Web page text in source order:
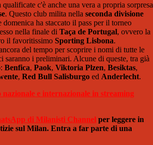
c'è anche una vera a propria sorpresa
. Questo club milita nella seconda divisione
domenica ha staccato il pass per il torneo
nella finale di Taça de Portugal, ovvero la
il favoritissimo Sporting Lisbona.
del tempo per scoprire i nomi di tutte le
saranno i preliminari. Alcune di queste, tra già
Benfica, Paok, Viktoria Plzen, Besiktas,
, Red Bull Salisburgo ed Anderlecht.
e internazionale in streaming
di Milanisti Channel per leggere in
sul Milan. Entra a far parte di una